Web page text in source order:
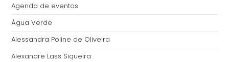
Agenda de eventos
Água Verde
Alessandra Poline de Oliveira
Alexandre Lass Siqueira